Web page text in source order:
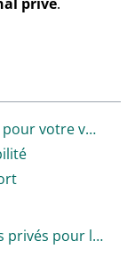
Pourquoi choisir un vol privé pour votre voyage d’affaires entre Paris et Londres?
Les meilleures options de jets privés pour la liaison Paris-Londres